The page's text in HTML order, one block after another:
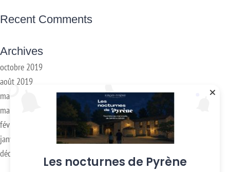
Recent Comments
Archives
octobre 2019
août 2019
mai 2019
mars 2018
février 2018
janvier 2017
décembre 2016
Les nocturnes de Pyrène